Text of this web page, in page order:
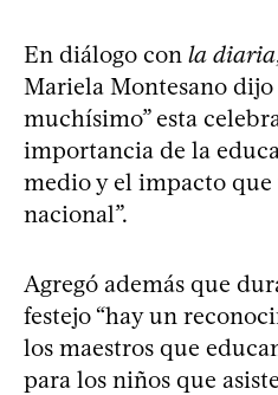
En diálogo con la diaria
Mariela Montesano dijo
muchísimo” esta
importancia de la
medio y el impacto
nacional”.
Agregó además que
festejo “hay un
los maestros que
para los niños que